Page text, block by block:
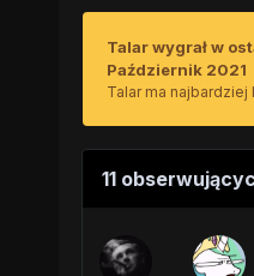
Talar wygrał w
Październik 2021
Talar ma najbardziej
11